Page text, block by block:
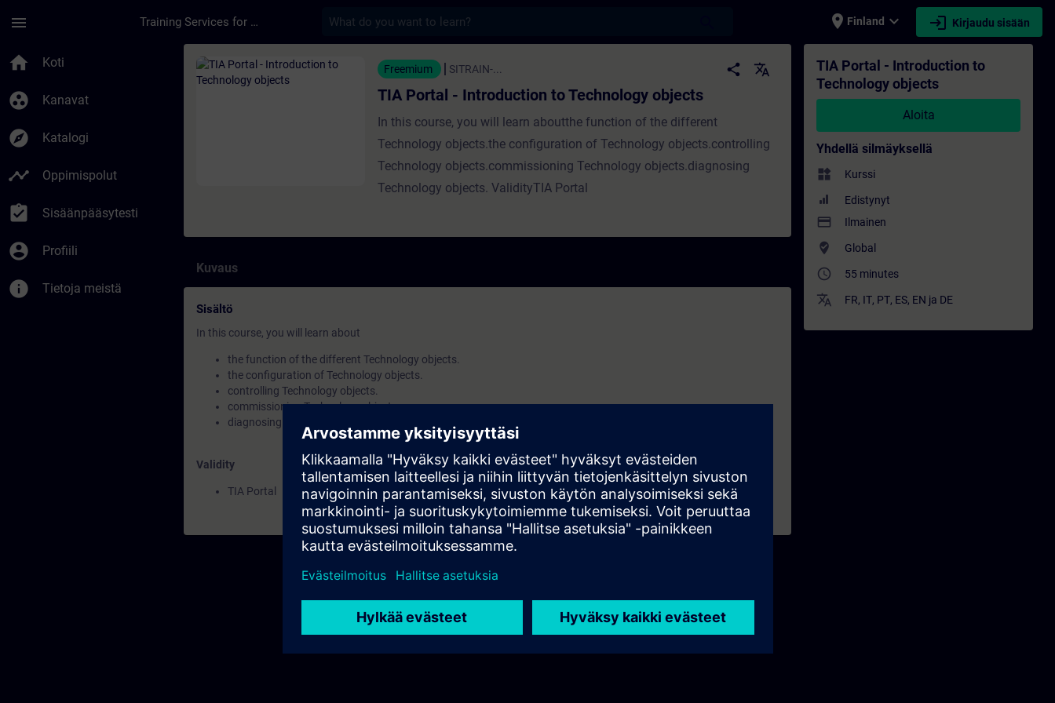
menu Training Services for Digital Industries place Finland expand_more login Kirjaudu sisään
home Koti
group_work Kanavat
explore Katalogi
timeline Oppimispolut
assignment_turned_in Sisäänpääsytesti
account_circle Profiili
info Tietoja meistä
Kurssi - TIA Portal - Introduction to Technology objects - Koulutus - Koulutus - Ammatillinen
Freemium SITRAIN-... share translate
TIA Portal - Introduction to Technology objects
In this course, you will learn aboutthe function of the different
Technology objects.the configuration of Technology objects.controlling
Technology objects.commissioning Technology objects.diagnosing
Technology objects. ValidityTIA Portal
Kuvaus
Sisältö
In this course, you will learn about
the function of the different Technology objects.
the configuration of Technology objects.
controlling Technology objects.
commissioning Technology objects.
diagnosing Technology objects.
Validity
TIA Portal
TIA Portal - Introduction to
Technology objects
Aloita
Yhdellä silmäyksellä
widgets Kurssi
Edistynyt
payment Ilmainen
where_to_vote Global
access_time 55 minutes
translate FR, IT, PT, ES, EN ja DE